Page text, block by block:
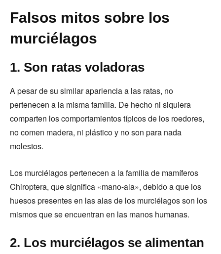
Falsos mitos sobre los
murciélagos
1. Son ratas voladoras
A pesar de su similar apariencia a las ratas, no
pertenecen a la misma familia. De hecho ni siquiera
comparten los comportamientos típicos de los roedores,
no comen madera, ni plástico y no son para nada
molestos.
Los murciélagos pertenecen a la familia de mamíferos
Chiroptera, que significa «mano-ala», debido a que los
huesos presentes en las alas de los murciélagos son los
mismos que se encuentran en las manos humanas.
2. Los murciélagos se alimentan